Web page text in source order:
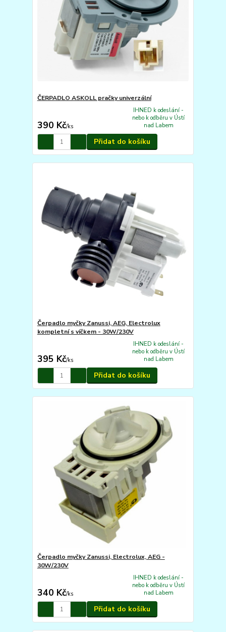
ČERPADLO ASKOLL pračky univerzální
390 Kč/ks
IHNED k odeslání -
nebo k odběru v Ústí
nad Labem
Přidat do košíku
Čerpadlo myčky Zanussi, AEG, Electrolux
kompletní s víčkem - 30W/230V
395 Kč/ks
IHNED k odeslání -
nebo k odběru v Ústí
nad Labem
Přidat do košíku
Čerpadlo myčky Zanussi, Electrolux, AEG -
30W/230V
340 Kč/ks
IHNED k odeslání -
nebo k odběru v Ústí
nad Labem
Přidat do košíku